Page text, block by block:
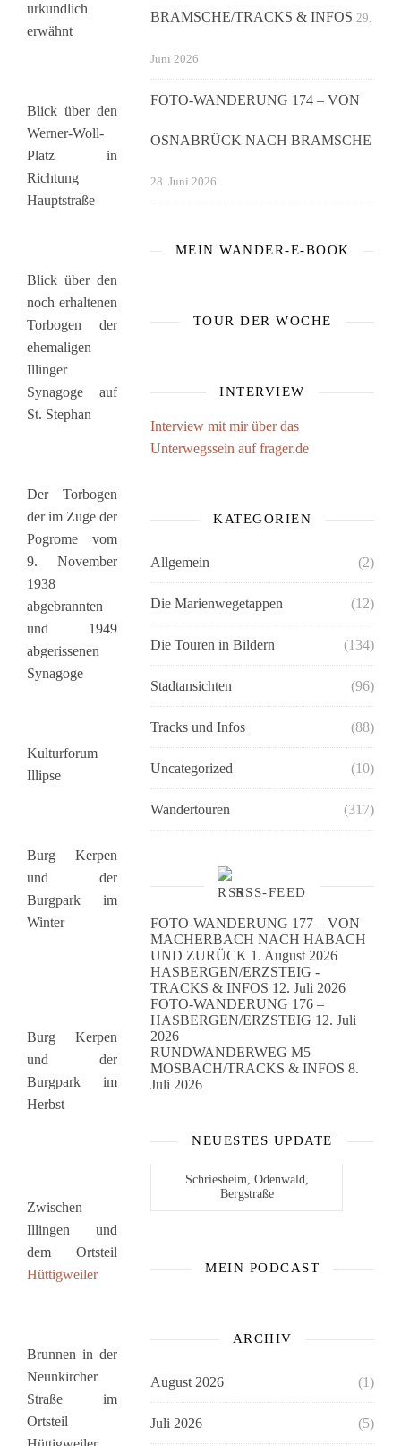
urkundlich
erwähnt
Blick über den
Werner-Woll-
Platz in
Richtung
Hauptstraße
Blick über den
noch erhaltenen
Torbogen der
ehemaligen
Illinger
Synagoge auf
St. Stephan
Der Torbogen
der im Zuge der
Pogrome vom
9. November
1938
abgebrannten
und 1949
abgerissenen
Synagoge
Kulturforum
Illipse
Burg Kerpen
und der
Burgpark im
Winter
Burg Kerpen
und der
Burgpark im
Herbst
Zwischen
Illingen und
dem Ortsteil
Hüttigweiler
Brunnen in der
Neunkircher
Straße im
Ortsteil
BRAMSCHE/TRACKS & INFOS 29.
Juni 2026
FOTO-WANDERUNG 174 – VON
OSNABRÜCK NACH BRAMSCHE
28. Juni 2026
MEIN WANDER-E-BOOK
TOUR DER WOCHE
INTERVIEW
Interview mit mir über das
Unterwegssein auf frager.de
KATEGORIEN
Allgemein (2)
Die Marienwegetappen (12)
Die Touren in Bildern (134)
Stadtansichten (96)
Tracks und Infos (88)
Uncategorized (10)
Wandertouren (317)
RSS-FEED
FOTO-WANDERUNG 177 – VON
MACHERBACH NACH HABACH
UND ZURÜCK 1. August 2026
HASBERGEN/ERZSTEIG -
TRACKS & INFOS 12. Juli 2026
FOTO-WANDERUNG 176 –
HASBERGEN/ERZSTEIG 12. Juli
2026
RUNDWANDERWEG M5
MOSBACH/TRACKS & INFOS 8.
Juli 2026
NEUESTES UPDATE
Schriesheim, Odenwald,
Bergstraße
MEIN PODCAST
ARCHIV
August 2026 (1)
Juli 2026 (5)